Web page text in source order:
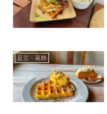
足立・葛飾